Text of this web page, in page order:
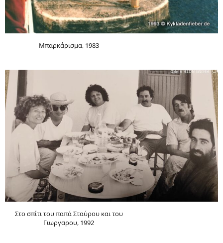
Μπαρκάρισμα, 1983
Στο σπίτι του παπά Σταύρου και του
Γιωργαρου, 1992